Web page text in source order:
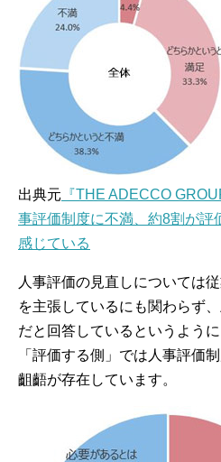
出典元 『THE ADECCO
事評価制度に不満、約8割が評
感じている
人事評価の見直しについては
を主張しているにも関わらず
だと回答しているというよう
「評価する側」では人事評価
齟齬が存在しています。